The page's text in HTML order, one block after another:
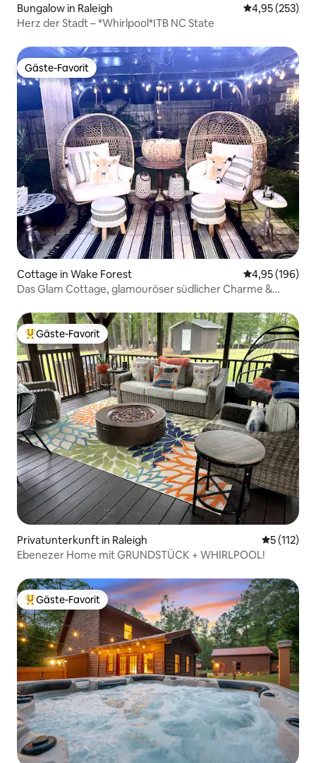
Bungalow in Raleigh
4,95 (253)
Herz der Stadt – *Whirlpool*ITB NC State
Gäste-Favorit
Gäste-Favorit
Cottage in Wake Forest
4,95 (196)
Das Glam Cottage, glamouröser südlicher Charme &
Beliebter Gäste-Favorit.
Gäste-Favorit
Privatunterkunft in Raleigh
5 (112)
Ebenezer Home mit GRUNDSTÜCK + WHIRLPOOL!
Beliebter Gäste-Favorit.
Gäste-Favorit